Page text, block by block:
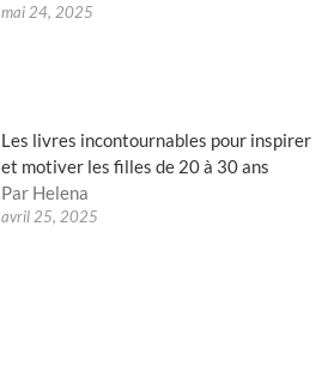
mai 24, 2025
Les livres incontournables pour inspirer
et motiver les filles de 20 à 30 ans
Par Helena
avril 25, 2025